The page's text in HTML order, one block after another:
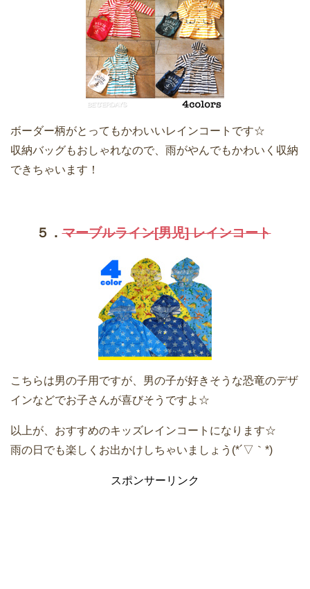
ボーダー柄がとってもかわいいレインコートです☆
収納バッグもおしゃれなので、雨がやんでもかわいく収納
できちゃいます！
５．マーブルライン[男児] レインコート
こちらは男の子用ですが、男の子が好きそうな恐竜のデザ
インなどでお子さんが喜びそうですよ☆
以上が、おすすめのキッズレインコートになります☆
雨の日でも楽しくお出かけしちゃいましょう(*´▽｀*)
スポンサーリンク